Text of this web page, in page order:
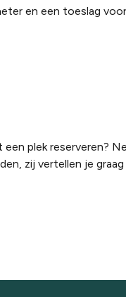
en een toeslag
plek reserveren?
zij vertellen je